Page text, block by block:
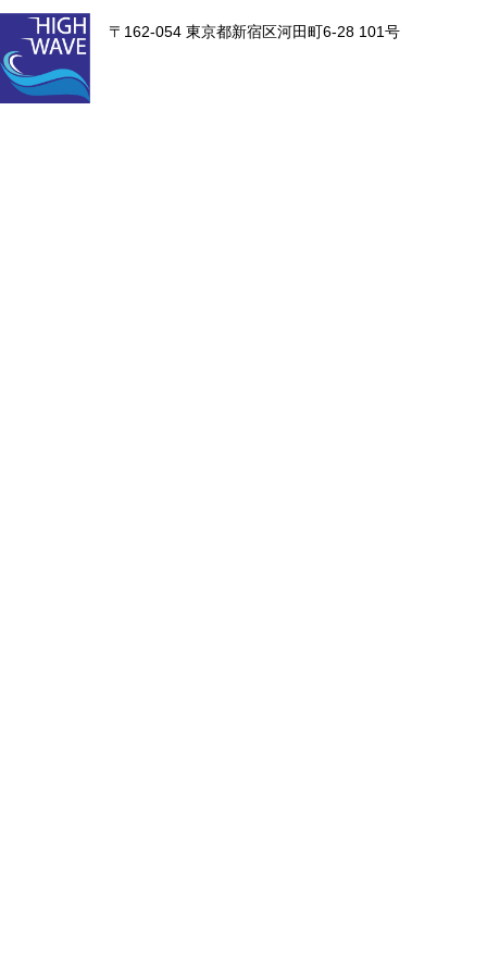
〒162-054 東京都新宿区河田町6-28 101号